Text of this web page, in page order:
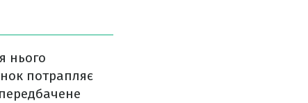
нього
потрапляє